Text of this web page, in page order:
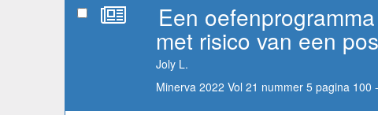
Een
met risico van een
Joly L.
Minerva 2022 Vol 21 nummer 5 pagina 100